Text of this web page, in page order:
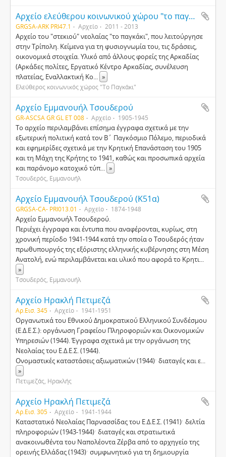
Αρχείο ελεύθερου κοινωνικού χώρου "το παγκάκι"
GRGSA-ARK PRI47.1 Αρχείο 2011 - 2013
Αρχείο του "στεκιού" νεολαίας "το παγκάκι", που λειτούργησε
στην Τρίπολη. Κείμενα για τη φυσιογνωμία του, τις δράσεις,
οικονομικά στοιχεία. Υλικό από άλλους φορείς της Αρκαδίας
(Αρκάδες πολίτες, Εργατικό Κέντρο Αρκαδίας, συνέλευση
πλατείας, Εναλλακτική Κο... »
Ελεύθερος κοινωνικός χώρος "Το Παγκάκι"
Αρχείο Εμμανουήλ Τσουδερού
GR-ASCSA GR GL ET 008 Αρχείο 1905-1945
Το αρχείο περιλαμβάνει επίσημα έγγραφα σχετικά με την
εξωτερική πολιτική κατά τον Β΄ Παγκόσμιο Πόλεμο, περιοδικά
και εφημερίδες σχετικά με την Κρητική Επανάσταση του 1905
και τη Μάχη της Κρήτης το 1941, καθώς και προσωπικά αρχεία
και παράνομο κατοχικό τύπ... »
Τσουδερός, Εμμανουήλ
Αρχείο Εμμανουήλ Τσουδερού (Κ51α)
GRGSA-CA- PRI013.01 Αρχείο 1874-1948
Αρχείο Εμμανουήλ Τσουδερού.
Περιέχει έγγραφα και έντυπα που αναφέρονται, κυρίως, στη
χρονική περίοδο 1941-1944 κατά την οποία ο Τσουδερός ήταν
πρωθυπουργός της εξόριστης ελληνικής κυβέρνησης στη Μέση
Ανατολή, ενώ περιλαμβάνεται και υλικό που αφορά το Κρητι...
»
Τσουδερός, Εμμανουήλ
Αρχείο Ηρακλή Πετιμεζά
Αρ.Εισ. 345 Αρχείο 1941-1951
Οργανωτικά του Εθνικού Δημοκρατικού Ελληνικού Συνδέσμου
(Ε.Δ.Ε.Σ.): οργάνωση Γραφείου Πληροφοριών και Οικονομικών
Υπηρεσιών (1944). Έγγραφα σχετικά με την οργάνωση της
Νεολαίας του Ε.Δ.Ε.Σ. (1944).
Ονομαστικές καταστάσεις αξιωματικών (1944)ˑ διαταγές και ε...
»
Πετιμεζάς, Ηρακλής
Αρχείο Ηρακλή Πετιμεζά
Αρ.Εισ. 305 Αρχείο 1941-1944
Καταστατικό Νεολαίας Παρνασσίδας του Ε.Δ.Ε.Σ. (1941)ˑ δελτία
πληροφοριών (1943-1944)ˑ διαταγές και στρατιωτικά
ανακοινωθέντα του Ναπολέοντα Ζέρβα από το αρχηγείο της
ορεινής Ελλάδας (1943)ˑ συμφωνητικό για τη δημιουργία